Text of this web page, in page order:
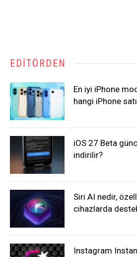
EDITÖRDEN
En iyi iPhone
hangi iPhone
iOS 27 Beta
indirilir?
Siri AI nedir,
cihazlarda
Instagram